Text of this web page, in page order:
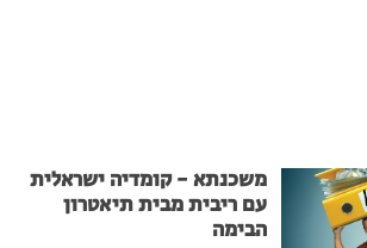
משכנתא - קומדיה ישראלית
עם ריבית מבית תיאטרון
הבימה